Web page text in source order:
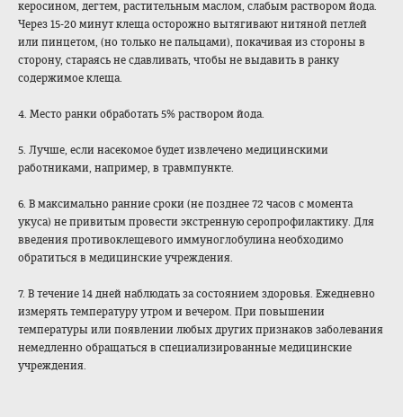
керосином, дегтем, растительным маслом, слабым раствором йода.
Через 15-20 минут клеща осторожно вытягивают нитяной петлей
или пинцетом, (но только не пальцами), покачивая из стороны в
сторону, стараясь не сдавливать, чтобы не выдавить в ранку
содержимое клеща.
4. Место ранки обработать 5% раствором йода.
5. Лучше, если насекомое будет извлечено медицинскими
работниками, например, в травмпункте.
6. В максимально ранние сроки (не позднее 72 часов с момента
укуса) не привитым провести экстренную серопрофилактику. Для
введения противоклещевого иммуноглобулина необходимо
обратиться в медицинские учреждения.
7. В течение 14 дней наблюдать за состоянием здоровья. Ежедневно
измерять температуру утром и вечером. При повышении
температуры или появлении любых других признаков заболевания
немедленно обращаться в специализированные медицинские
учреждения.